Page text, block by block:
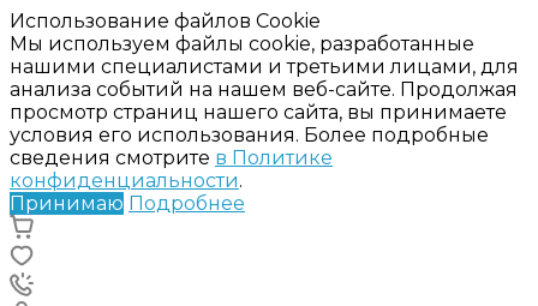
Использование файлов Cookie
Мы используем файлы cookie, разработанные
нашими специалистами и третьими лицами, для
анализа событий на нашем веб-сайте. Продолжая
просмотр страниц нашего сайта, вы принимаете
условия его использования. Более подробные
сведения смотрите в Политике
конфиденциальности.
Принимаю Подробнее